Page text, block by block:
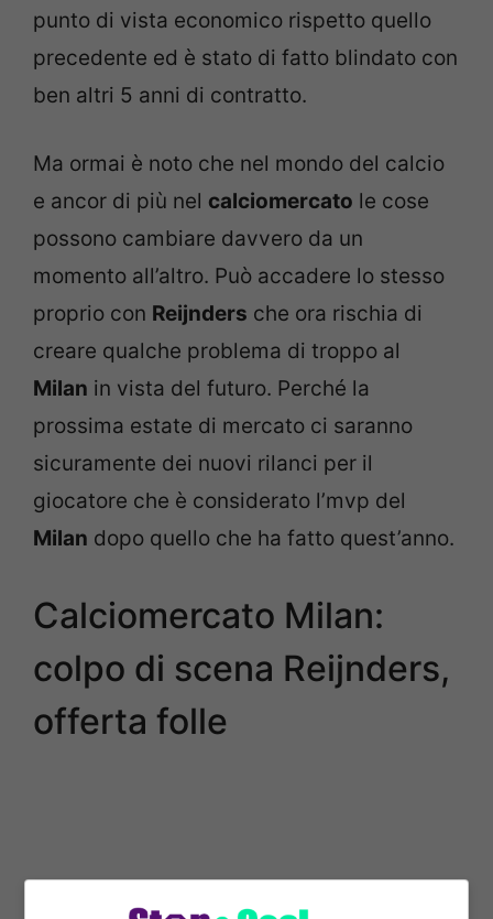
punto di vista economico rispetto quello
precedente ed è stato di fatto blindato con
ben altri 5 anni di contratto.
Ma ormai è noto che nel mondo del calcio
e ancor di più nel calciomercato le cose
possono cambiare davvero da un
momento all’altro. Può accadere lo stesso
proprio con Reijnders che ora rischia di
creare qualche problema di troppo al
Milan in vista del futuro. Perché la
prossima estate di mercato ci saranno
sicuramente dei nuovi rilanci per il
giocatore che è considerato l’mvp del
Milan dopo quello che ha fatto quest’anno.
Calciomercato Milan:
colpo di scena Reijnders,
offerta folle